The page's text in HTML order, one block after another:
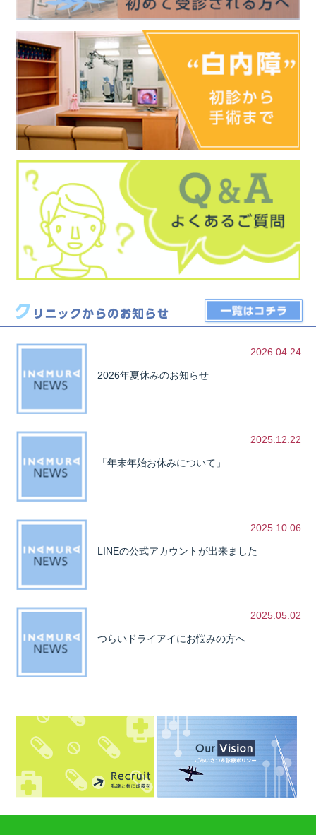
2026.04.24
2026年夏休みのお知らせ
2025.12.22
「年末年始お休みについて」
2025.10.06
LINEの公式アカウントが出来ました
2025.05.02
つらいドライアイにお悩みの方へ